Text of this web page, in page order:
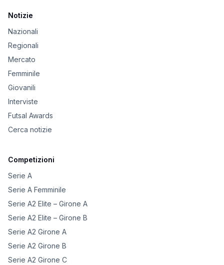
Notizie
Nazionali
Regionali
Mercato
Femminile
Giovanili
Interviste
Futsal Awards
Cerca notizie
Competizioni
Serie A
Serie A Femminile
Serie A2 Elite – Girone A
Serie A2 Elite – Girone B
Serie A2 Girone A
Serie A2 Girone B
Serie A2 Girone C